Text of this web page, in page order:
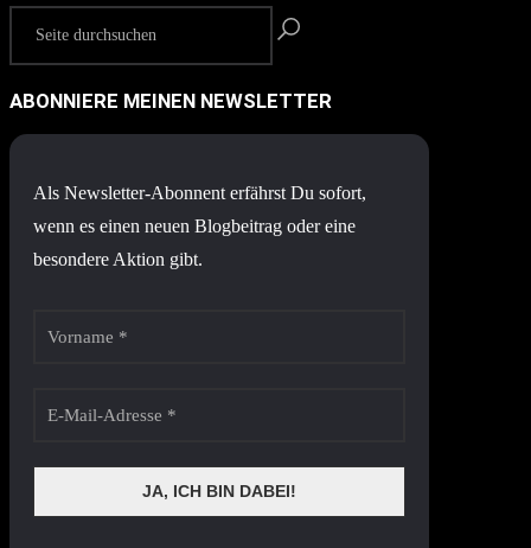
ABONNIERE MEINEN NEWSLETTER
Als Newsletter-Abonnent erfährst Du sofort,
wenn es einen neuen Blogbeitrag oder eine
besondere Aktion gibt.